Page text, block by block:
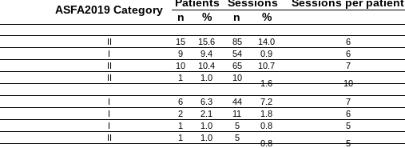
ASFA2019 Category
Patients Sessions
Sessions per patient
n
% n %
II 15 15.6 85 14.0
6
I 9 9.4 54 0.9
6
II 10 10.4 65 10.7
7
II 1 1.0 10
1.6 10
I 6 6.3 44 7.2
7
I 2 2.1 11 1.8
6
I 1 1.0 5 0.8
5
II 1 1.0 5
0.8 5